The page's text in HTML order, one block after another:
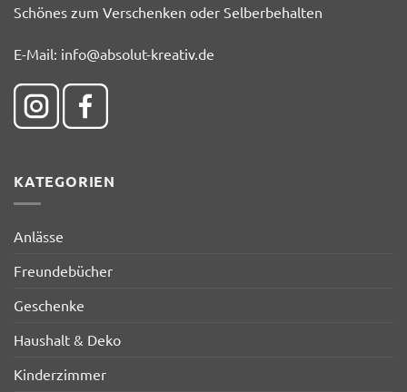
Schönes zum Verschenken oder Selberbehalten
E-Mail: info@absolut-kreativ.de
KATEGORIEN
Anlässe
Freundebücher
Geschenke
Haushalt & Deko
Kinderzimmer